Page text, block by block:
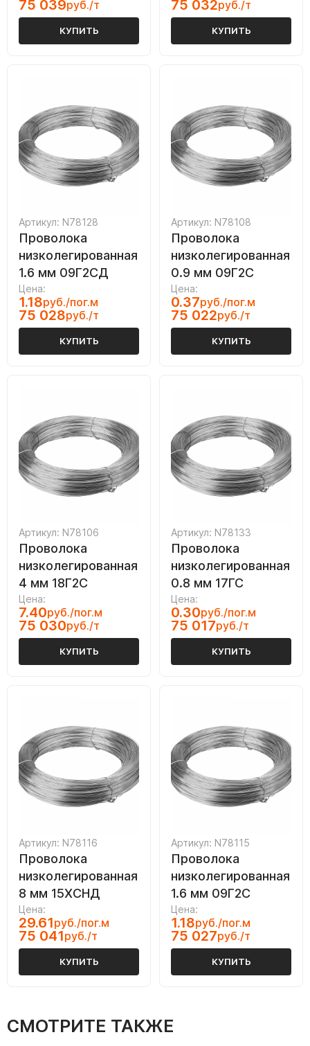
75 039руб./т
КУПИТЬ
75 032руб./т
КУПИТЬ
Артикул: N78128
Проволока
низколегированная
1.6 мм 09Г2СД
Цена:
1.18руб./пог.м
75 028руб./т
КУПИТЬ
Артикул: N78108
Проволока
низколегированная
0.9 мм 09Г2С
Цена:
0.37руб./пог.м
75 022руб./т
КУПИТЬ
Артикул: N78106
Проволока
низколегированная
4 мм 18Г2С
Цена:
7.40руб./пог.м
75 030руб./т
КУПИТЬ
Артикул: N78133
Проволока
низколегированная
0.8 мм 17ГС
Цена:
0.30руб./пог.м
75 017руб./т
КУПИТЬ
Артикул: N78116
Проволока
низколегированная
8 мм 15ХСНД
Цена:
29.61руб./пог.м
75 041руб./т
КУПИТЬ
Артикул: N78115
Проволока
низколегированная
1.6 мм 09Г2С
Цена:
1.18руб./пог.м
75 027руб./т
КУПИТЬ
СМОТРИТЕ ТАКЖЕ